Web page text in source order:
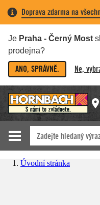
Doprava zdarma na
Je Praha - Černý Most
prodejna?
ANO, SPRÁVNĚ. Ne,
Úvodní stránka